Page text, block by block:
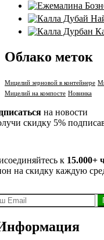
Облако меток
Мицелий зерновой в контейнере
Мицелий на компосте Новинка
на новости
скидку 5%
к 15.000+
на скидку каждую